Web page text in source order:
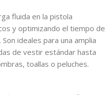
fluida en la pistola
y optimizando el tiempo de
ideales para una amplia
de vestir estándar hasta
toallas o peluches.